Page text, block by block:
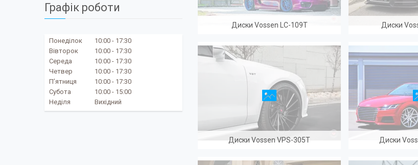
Диски Vossen LC-109T Диски
Диски Vossen VPS-305T Диски
Графік роботи
Понеділок 10:00
17:30
Вівторок
10:00
17:30
Середа
10:00
17:30
Четвер
10:00
17:30
Пʼятниця
10:00
17:30
Субота
10:00
15:00
Неділя
Вихідний